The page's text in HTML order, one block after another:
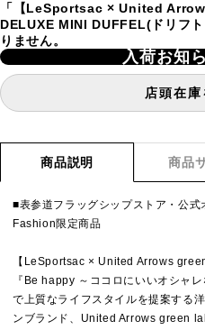
「【LeSportsac × United
DELUXE MINI DUFFEL(ドリフ
りません。
入荷お知
店頭在
商品説明 商品
■表参道フラッグシップストア・公
Fashion限定商品
【LeSportsac × United Arrows
『Be happy ～ココロにいいオシャ
で上質なライフスタイルを提案する
ンブランド、United Arrows green